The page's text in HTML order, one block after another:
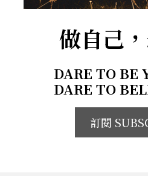
做自己
DARE TO BE
DARE TO
訂閱